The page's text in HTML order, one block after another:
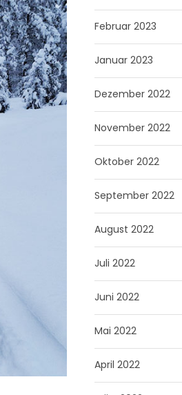
Februar 2023
Januar 2023
Dezember 2022
November 2022
Oktober 2022
September 2022
August 2022
Juli 2022
Juni 2022
Mai 2022
April 2022